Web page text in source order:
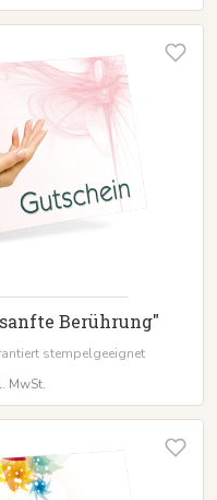
Berührung"
stempelgeeignet
MwSt.